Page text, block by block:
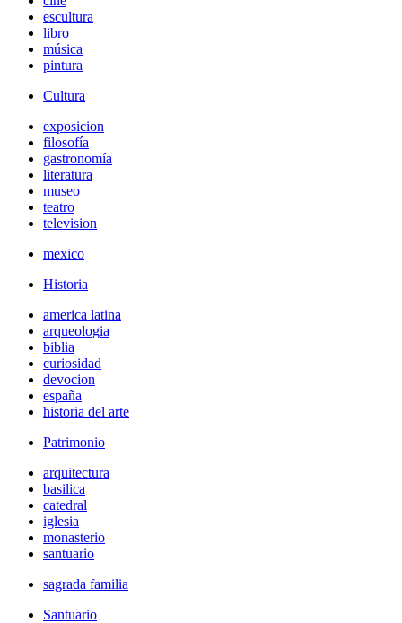
escultura
libro
música
pintura
Cultura
exposicion
filosofía
gastronomía
literatura
museo
teatro
television
mexico
Historia
america latina
arqueologia
biblia
curiosidad
devocion
españa
historia del arte
Patrimonio
arquitectura
basilica
catedral
iglesia
monasterio
santuario
sagrada familia
Santuario